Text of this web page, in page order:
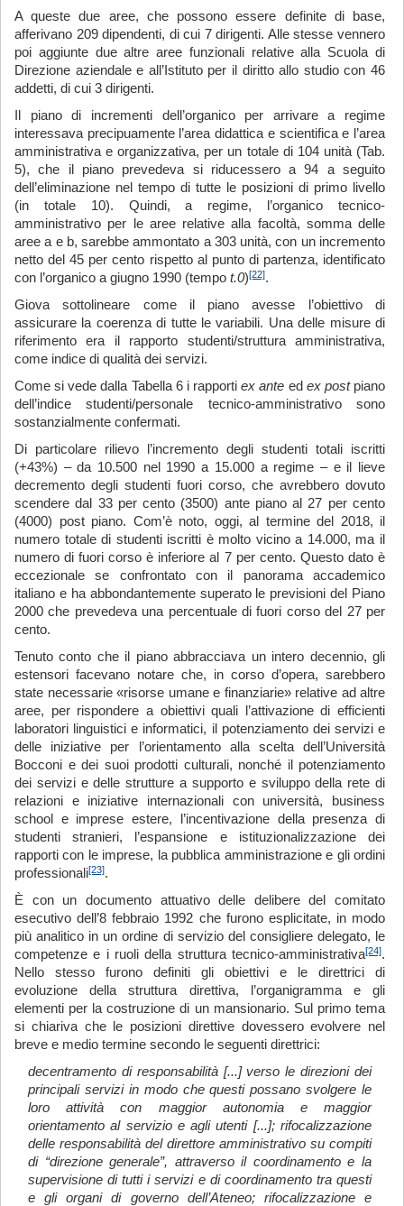
A queste due aree, che possono essere definite di base,
afferivano 209 dipendenti, di cui 7 dirigenti. Alle stesse vennero
poi aggiunte due altre aree funzionali relative alla Scuola di
Direzione aziendale e all’Istituto per il diritto allo studio con 46
addetti, di cui 3 dirigenti.
Il piano di incrementi dell’organico per arrivare a regime
interessava precipuamente l’area didattica e scientifica e l’area
amministrativa e organizzativa, per un totale di 104 unità (Tab.
5), che il piano prevedeva si riducessero a 94 a seguito
dell’eliminazione nel tempo di tutte le posizioni di primo livello
(in totale 10). Quindi, a regime, l’organico tecnico-
amministrativo per le aree relative alla facoltà, somma delle
aree a e b, sarebbe ammontato a 303 unità, con un incremento
netto del 45 per cento rispetto al punto di partenza, identificato
con l’organico a giugno 1990 (tempo t.0)[22].
Giova sottolineare come il piano avesse l’obiettivo di
assicurare la coerenza di tutte le variabili. Una delle misure di
riferimento era il rapporto studenti/struttura amministrativa,
come indice di qualità dei servizi.
Come si vede dalla Tabella 6 i rapportiex ante ed ex postpiano
dell’indice studenti/personale tecnico-amministrativo sono
sostanzialmente confermati.
Di particolare rilievo l’incremento degli studenti totali iscritti
(+43%) – da 10.500 nel 1990 a 15.000 a regime – e il lieve
decremento degli studenti fuori corso, che avrebbero dovuto
scendere dal 33 per cento (3500) ante piano al 27 per cento
(4000) post piano. Com’è noto, oggi, al termine del 2018, il
numero totale di studenti iscritti è molto vicino a 14.000, ma il
numero di fuori corso è inferiore al 7 per cento. Questo dato è
eccezionale se confrontato con il panorama accademico
italiano e ha abbondantemente superato le previsioni del Piano
2000 che prevedeva una percentuale di fuori corso del 27 per
cento.
Tenuto conto che il piano abbracciava un intero decennio, gli
estensori facevano notare che, in corso d’opera, sarebbero
state necessarie «risorse umane e finanziarie» relative ad altre
aree, per rispondere a obiettivi quali l’attivazione di efficienti
laboratori linguistici e informatici, il potenziamento dei servizi e
delle iniziative per l’orientamento alla scelta dell’Università
Bocconi e dei suoi prodotti culturali, nonché il potenziamento
dei servizi e delle strutture a supporto e sviluppo della rete di
relazioni e iniziative internazionali con università, business
school e imprese estere, l’incentivazione della presenza di
studenti stranieri, l’espansione e istituzionalizzazione dei
rapporti con le imprese, la pubblica amministrazione e gli ordini
professionali[23].
È con un documento attuativo delle delibere del comitato
esecutivo dell’8 febbraio 1992 che furono esplicitate, in modo
più analitico in un ordine di servizio del consigliere delegato, le
competenze e i ruoli della struttura tecnico-amministrativa[24].
Nello stesso furono definiti gli obiettivi e le direttrici di
evoluzione della struttura direttiva, l’organigramma e gli
elementi per la costruzione di un mansionario. Sul primo tema
si chiariva che le posizioni direttive dovessero evolvere nel
breve e medio termine secondo le seguenti direttrici:
decentramento di responsabilità [...] verso le direzioni dei
principali servizi in modo che questi possano svolgere le
loro attività con maggior autonomia e maggior
orientamento al servizio e agli utenti [...]; rifocalizzazione
delle responsabilità del direttore amministrativo su compiti
di “direzione generale”, attraverso il coordinamento e la
supervisione di tutti i servizi e di coordinamento tra questi
e gli organi di governo dell’Ateneo; rifocalizzazione e